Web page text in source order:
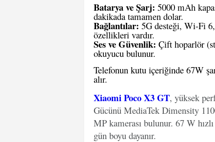
Batarya ve Şarj: 5000 mAh
dakikada tamamen dolar.
Bağlantılar: 5G desteği, Wi-Fi
özellikleri vardır.
Ses ve Güvenlik: Çift hoparlör
okuyucu bulunur.
Telefonun kutu içeriğinde 67W
alır.
Xiaomi Poco X3 GT, yüksek
Gücünü MediaTek Dimensity
MP kamerası bulunur. 67 W
gün boyu dayanır.